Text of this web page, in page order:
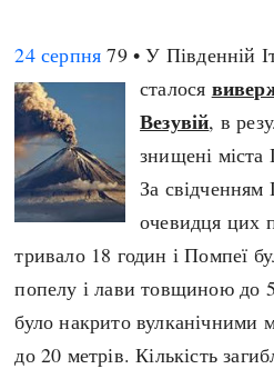
24 серпня 79 • У Південній
сталося
Везувій, в
знищені міста
За свідченням
очевидця цих
тривало 18 годин і Помпеї
попелу і лави товщиною до
було накрито вулканічними
до 20 метрів. Кількість